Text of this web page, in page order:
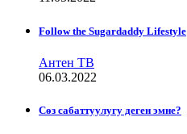
Follow the Sugardaddy Lifestyle
Антен ТВ
06.03.2022
Сѳз сабаттуулугу деген эмне?